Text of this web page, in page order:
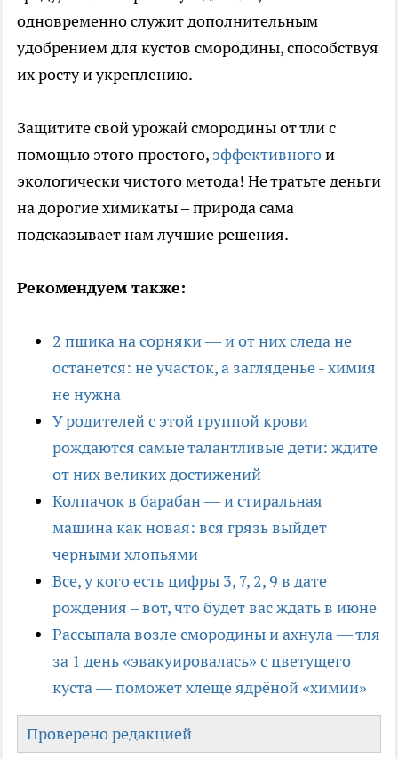
одновременно служит дополнительным
удобрением для кустов смородины, способствуя
их росту и укреплению.
Защитите свой урожай смородины от тли с
помощью этого простого, эффективногои
экологически чистого метода! Не тратьте деньги
на дорогие химикаты – природа сама
подсказывает нам лучшие решения.
Рекомендуем также:
2 пшика на сорняки — и от них следа не
останется: не участок, а загляденье - химия
не нужна
У родителей с этой группой крови
рождаются самые талантливые дети: ждите
от них великих достижений
Колпачок в барабан — и стиральная
машина как новая: вся грязь выйдет
черными хлопьями
Все, у кого есть цифры 3, 7, 2, 9 в дате
рождения – вот, что будет вас ждать в июне
Рассыпала возле смородины и ахнула — тля
за 1 день «эвакуировалась» с цветущего
куста — поможет хлеще ядрёной «химии»
Проверено редакцией